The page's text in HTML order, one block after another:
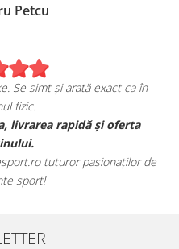
Petcu
Se simt și arată exact ca în
fizic.
livrarea rapidă și oferta
tuturor pasionaților de
sport!